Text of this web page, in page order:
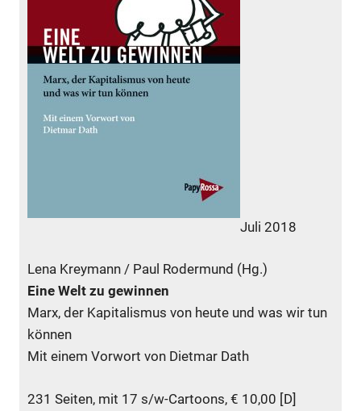
Juli 2018
Lena Kreymann / Paul Rodermund (Hg.)
Eine Welt zu gewinnen
Marx, der Kapitalismus von heute und was wir tun
können
Mit einem Vorwort von Dietmar Dath
231 Seiten, mit 17 s/w-Cartoons, € 10,00 [D]